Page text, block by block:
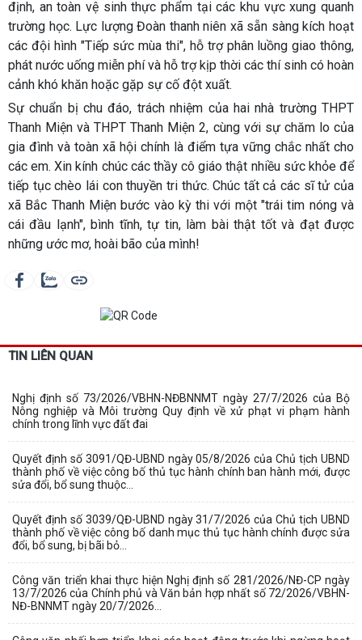
định, an toàn vệ sinh thực phẩm tại các khu vực xung quanh
trường học. Lực lượng Đoàn thanh niên xã sẵn sàng kích hoạt
các đội hình "Tiếp sức mùa thi", hỗ trợ phân luồng giao thông,
phát nước uống miễn phí và hỗ trợ kịp thời các thí sinh có hoàn
cảnh khó khăn hoặc gặp sự cố đột xuất.
Sự chuẩn bị chu đáo, trách nhiệm của hai nhà trường THPT
Thanh Miện và THPT Thanh Miện 2, cùng với sự chăm lo của
gia đình và toàn xã hội chính là điểm tựa vững chắc nhất cho
các em. Xin kính chúc các thầy cô giáo thật nhiều sức khỏe để
tiếp tục chèo lái con thuyền tri thức. Chúc tất cả các sĩ tử của
xã Bắc Thanh Miện bước vào kỳ thi với một "trái tim nóng và
cái đầu lạnh", bình tĩnh, tự tin, làm bài thật tốt và đạt được
những ước mơ, hoài bão của mình!
TIN LIÊN QUAN
Nghị định số 73/2026/VBHN-NĐBNNMT ngày 27/7/2026 của Bộ
Nông nghiệp và Môi trường Quy định về xử phạt vi phạm hành
chính trong lĩnh vực đất đai
Quyết định số 3091/QĐ-UBND ngày 05/8/2026 của Chủ tịch UBND
thành phố về việc công bố thủ tục hành chính ban hành mới, được
sửa đổi, bổ sung thuộc...
Quyết định số 3039/QĐ-UBND ngày 31/7/2026 của Chủ tịch UBND
thành phố về việc công bố danh mục thủ tục hành chính được sửa
đổi, bổ sung, bị bãi bỏ...
Công văn triển khai thực hiện Nghị định số 281/2026/NĐ-CP ngày
13/7/2026 của Chính phủ và Văn bản hợp nhất số 72/2026/VBHN-
NĐ-BNNMT ngày 20/7/2026...